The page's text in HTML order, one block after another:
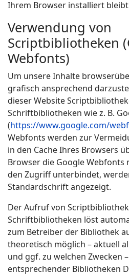
Ihrem Browser installiert
Verwendung von
Scriptbibliotheken
Webfonts)
Um unsere Inhalte
grafisch ansprechend
dieser Website
Schriftbibliotheken wie z. B.
(https://www.google.com/
Webfonts werden zur
in den Cache Ihres Browsers
Browser die Google
den Zugriff unterbindet,
Standardschrift angezeigt.
Der Aufruf von
Schriftbibliotheken löst
zum Betreiber der Bibliothek
theoretisch möglich – aktuell
und ggf. zu welchen Zwecken
entsprechender Bibliotheken